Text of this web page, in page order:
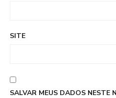
SITE
SALVAR MEUS DADOS NESTE